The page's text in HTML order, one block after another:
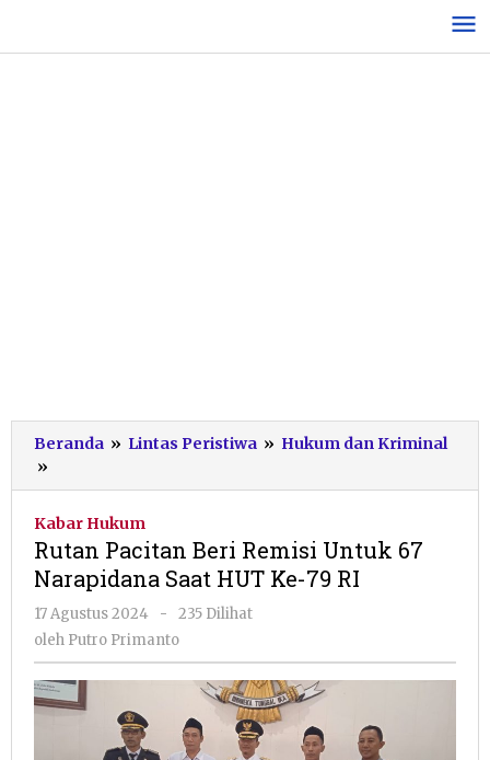
konten
Beranda » Lintas Peristiwa » Hukum dan Kriminal
»
Pacitan
Beri
Remisi
Untuk
67
Narapidana
Saat
HUT
79
Kabar Hukum
Rutan Pacitan Beri Remisi Untuk 67
Narapidana Saat HUT Ke-79 RI
17 Agustus 2024
oleh
Putro
-
235 Dilihat
oleh Putro Primanto